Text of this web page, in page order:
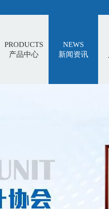
PRODUCTS
产品中心
NEWS
新闻资讯